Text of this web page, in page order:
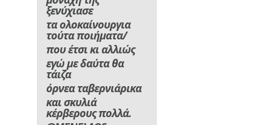
ξενύχιασε
τα ολοκαίνουργια
τούτα ποιήματα/
που έτσι κι αλλιώς
εγώ με δαύτα θα
τάιζα
όρνεα ταβερνιάρικα
και σκυλιά
κέρβερους πολλά.